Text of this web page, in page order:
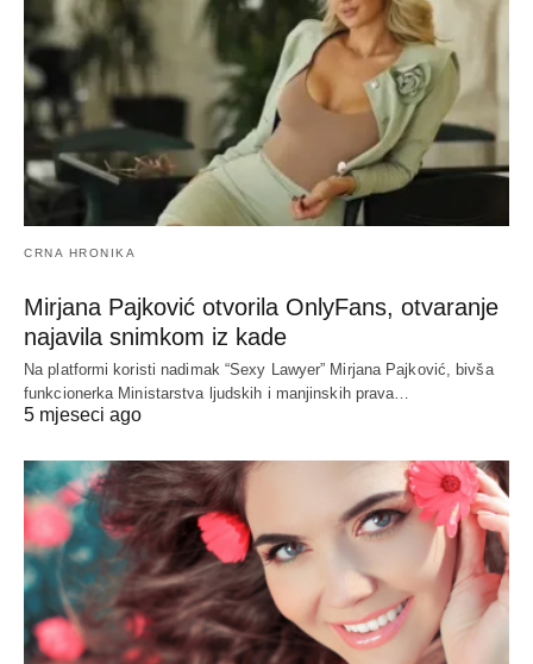
CRNA HRONIKA
Mirjana Pajković otvorila OnlyFans, otvaranje
najavila snimkom iz kade
Na platformi koristi nadimak “Sexy Lawyer” Mirjana Pajković, bivša
funkcionerka Ministarstva ljudskih i manjinskih prava…
5 mjeseci ago